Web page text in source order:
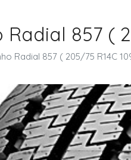
Radial 857 (
Radial 857 ( 205/75 R14C